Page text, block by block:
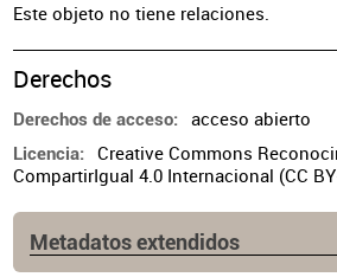
Este objeto no tiene relaciones.
Derechos
Derechos de acceso acceso abierto
Licencia
Creative Commons
CompartirIgual 4.0 Internacional (CC
Metadatos extendidos